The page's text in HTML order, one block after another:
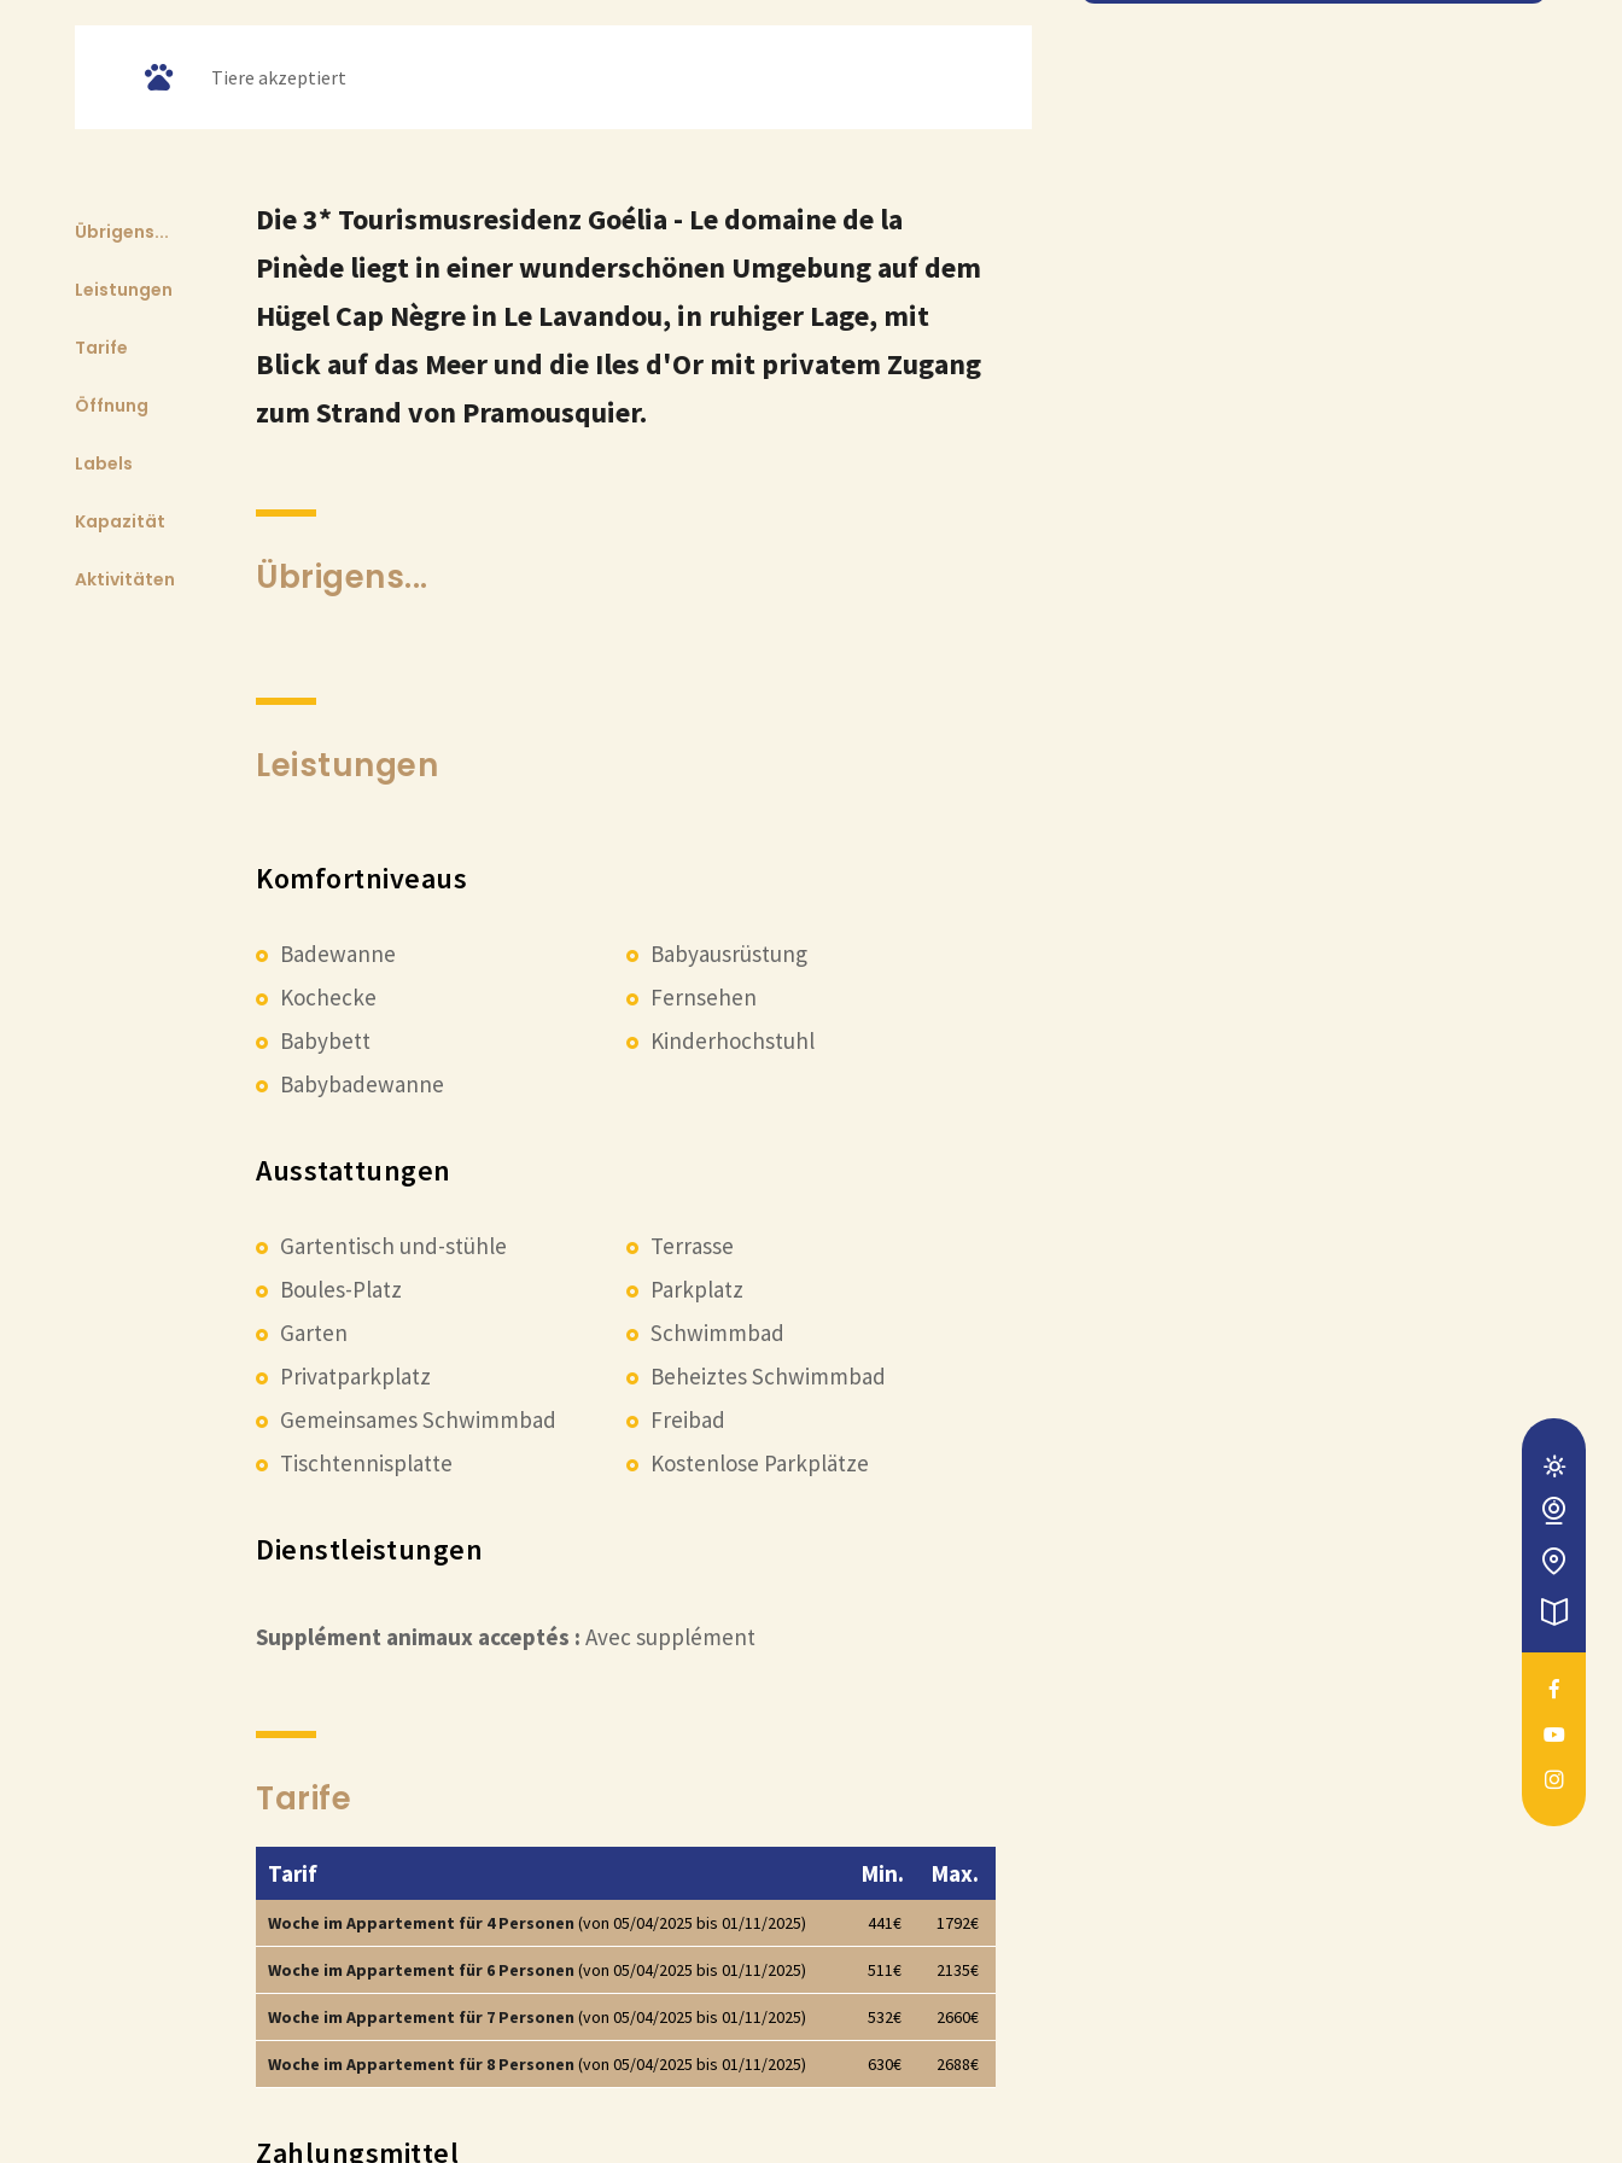
Tiere akzeptiert
Übrigens...
Leistungen
Tarife
Öffnung
Labels
Kapazität
Aktivitäten
Die 3* Tourismusresidenz Goélia - Le domaine de la
Pinède liegt in einer wunderschönen Umgebung auf dem
Hügel Cap Nègre in Le Lavandou, in ruhiger Lage, mit
Blick auf das Meer und die Iles d'Or mit privatem Zugang
zum Strand von Pramousquier.
Übrigens...
Leistungen
Komfortniveaus
Badewanne
Babyausrüstung
Kochecke
Fernsehen
Babybett
Kinderhochstuhl
Babybadewanne
Ausstattungen
Gartentisch und-stühle
Terrasse
Boules-Platz
Parkplatz
Garten
Schwimmbad
Privatparkplatz
Beheiztes Schwimmbad
Gemeinsames Schwimmbad
Freibad
Tischtennisplatte
Kostenlose Parkplätze
Dienstleistungen
Supplément animaux acceptés : Avec supplément
Tarife
Tarif Min. Max.
Woche im Appartement für 4 Personen (von 05/04/2025 bis 01/11/2025) 441€ 1792€
Woche im Appartement für 6 Personen (von 05/04/2025 bis 01/11/2025) 511€ 2135€
Woche im Appartement für 7 Personen (von 05/04/2025 bis 01/11/2025) 532€ 2660€
Woche im Appartement für 8 Personen (von 05/04/2025 bis 01/11/2025) 630€ 2688€
Zahlungsmittel